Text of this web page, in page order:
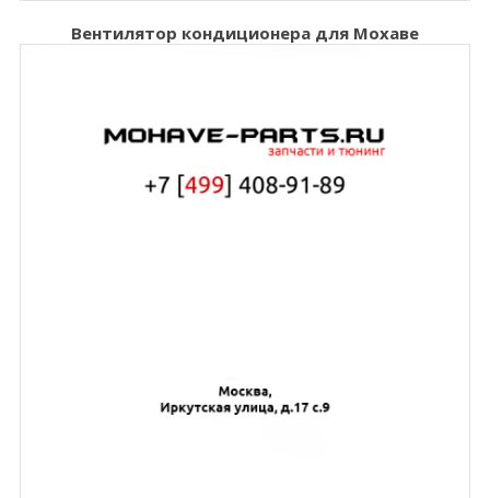
Вентилятор кондиционера для Мохаве